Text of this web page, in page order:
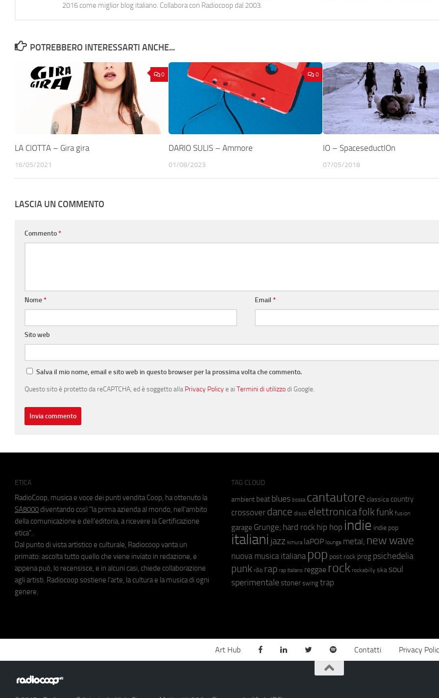
2016 come miglior blog italiano. Collabora con Radiocoop dal 2003.
POTREBBERO INTERESSARTI ANCHE...
0
LA CIOTTA – Gira gira
16/05/2021
0
DARIO SULIS – Ammore
01/08/2023
IO – SpaceseductIOn
07/05/2018
LASCIA UN COMMENTO
Commento*
Nome* Email*
Sito web
Salva il mio nome, email e sito web in questo browser per la prossima volta che commento.
Questo sito è protetto da reCAPTCHA, ed è soggetto alla Privacy Policye ai Termini di utilizzodi Google.
ETICA
RadioCoop, musica e voce dei punti vendita Coop, ha ottenuto la
SA8000 diventando così "la prima azienda al mondo, nell'ambito
della comunicazione e dell'editoria, a ricevere la Certificazione
etica".
Dal punto di vista artistico e culturale, Radiocoop vanta un
primato: ascolta tutto quello che viene inviato in redazione, e
appena può, lo recensisce, e in alcuni casi, chiede collaborazione
agli artisti. Radiocoop sostiene l'arte, la cultura e la musica di ogni
genere.
TAG CLOUD
ambient beat blues bossa cantautore classica country
crossover dance disco elettronicafolkfunk fusion
garage Grunge; hard rock hip hop indie indie pop
italiani jazz kimura laPOP lounge metal; new wave
nuova musica italiana pop post rock prog psichedelia
punk r&b rap rap italiano reggae rock rockabilly ska soul
sperimentale stoner swing trap
Art Hub Contatti Privacy